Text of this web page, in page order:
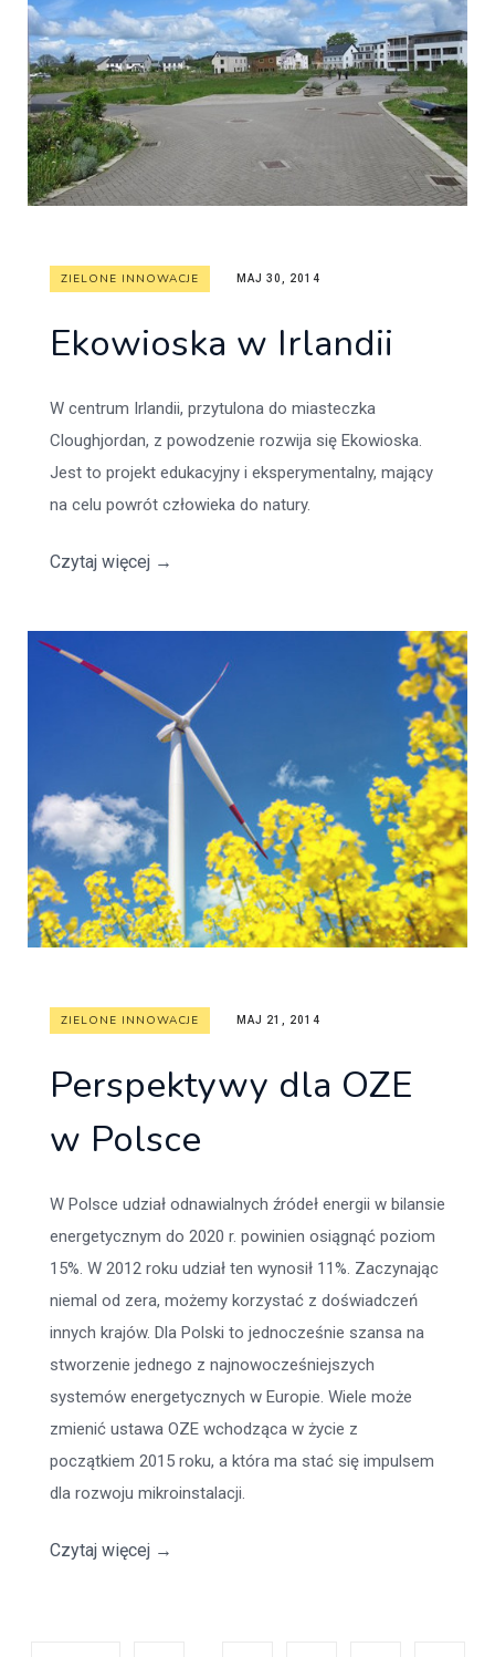
ZIELONE INNOWACJE MAJ 30, 2014
Ekowioska w Irlandii
W centrum Irlandii, przytulona do miasteczka
Cloughjordan, z powodzenie rozwija się Ekowioska.
Jest to projekt edukacyjny i eksperymentalny, mający
na celu powrót człowieka do natury.
Czytaj więcej →
ZIELONE INNOWACJE MAJ 21, 2014
Perspektywy dla OZE
w Polsce
W Polsce udział odnawialnych źródeł energii w bilansie
energetycznym do 2020 r. powinien osiągnąć poziom
15%. W 2012 roku udział ten wynosił 11%. Zaczynając
niemal od zera, możemy korzystać z doświadczeń
innych krajów. Dla Polski to jednocześnie szansa na
stworzenie jednego z najnowocześniejszych
systemów energetycznych w Europie. Wiele może
zmienić ustawa OZE wchodząca w życie z
początkiem 2015 roku, a która ma stać się impulsem
dla rozwoju mikroinstalacji.
Czytaj więcej →